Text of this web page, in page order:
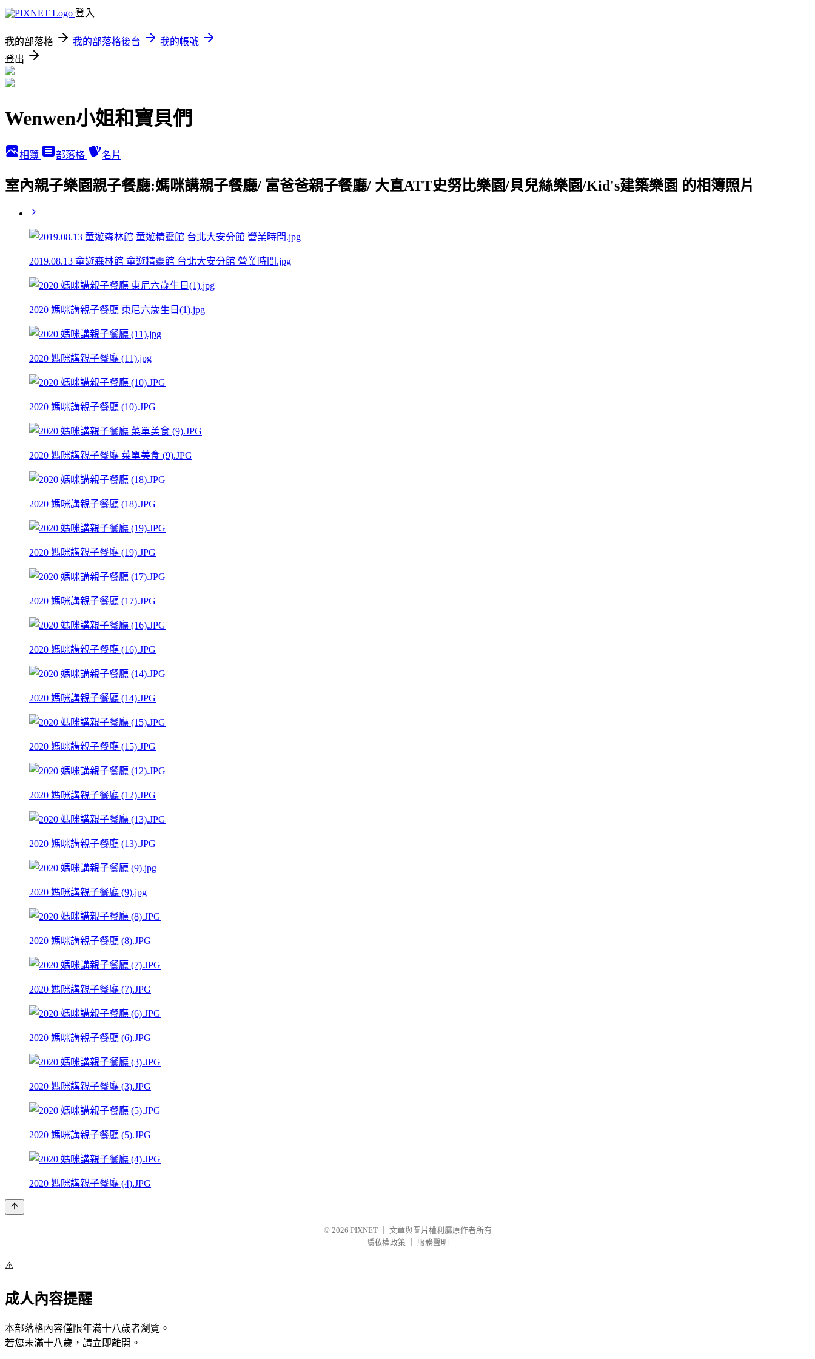
登入
我的部落格 我的部落格後台
我的帳號
登出
Wenwen小姐和寶貝們
相簿 部落格 名片
室內親子樂園親子餐廳:媽咪講親子餐廳/ 富爸爸親子餐廳/ 大直ATT史努比樂園/貝兒絲樂園/Kid's建築樂園 的相簿照片
2019.08.13 童遊森林館 童遊精靈館 台北大安分館 營業時間.jpg
2020 媽咪講親子餐廳 東尼六歲生日(1).jpg
2020 媽咪講親子餐廳 (11).jpg
2020 媽咪講親子餐廳 (10).JPG
2020 媽咪講親子餐廳 菜單美食 (9).JPG
2020 媽咪講親子餐廳 (18).JPG
2020 媽咪講親子餐廳 (19).JPG
2020 媽咪講親子餐廳 (17).JPG
2020 媽咪講親子餐廳 (16).JPG
2020 媽咪講親子餐廳 (14).JPG
2020 媽咪講親子餐廳 (15).JPG
2020 媽咪講親子餐廳 (12).JPG
2020 媽咪講親子餐廳 (13).JPG
2020 媽咪講親子餐廳 (9).jpg
2020 媽咪講親子餐廳 (8).JPG
2020 媽咪講親子餐廳 (7).JPG
2020 媽咪講親子餐廳 (6).JPG
2020 媽咪講親子餐廳 (3).JPG
2020 媽咪講親子餐廳 (5).JPG
2020 媽咪講親子餐廳 (4).JPG
© 2026 PIXNET
文章與圖片權利屬原作者所有
隱私權政策
服務聲明
⚠️
成人內容提醒
本部落格內容僅限年滿十八歲者瀏覽。
若您未滿十八歲，請立即離開。